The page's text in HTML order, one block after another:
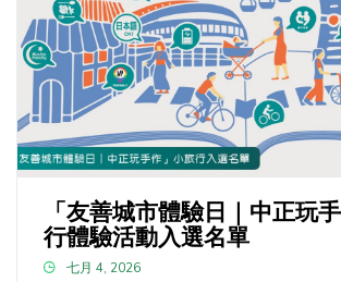
「友善城市體驗日｜中正玩
行體驗活動入選名單
七月 4, 2026